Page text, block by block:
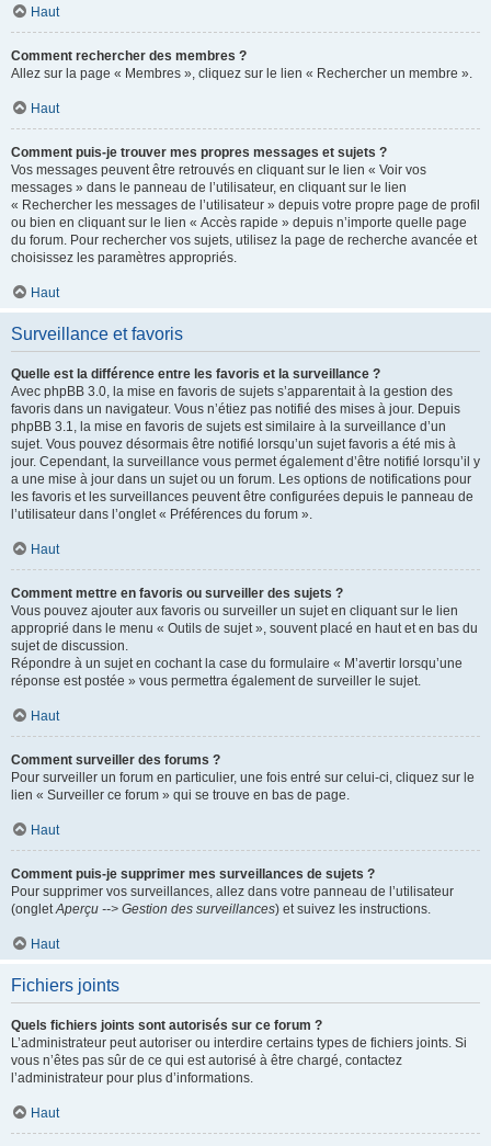
Haut
Comment rechercher des membres ?
Allez sur la page « Membres », cliquez sur le lien « Rechercher un membre ».
Haut
Comment puis-je trouver mes propres messages et sujets ?
Vos messages peuvent être retrouvés en cliquant sur le lien « Voir vos
messages » dans le panneau de l’utilisateur, en cliquant sur le lien
« Rechercher les messages de l’utilisateur » depuis votre propre page de profil
ou bien en cliquant sur le lien « Accès rapide » depuis n’importe quelle page
du forum. Pour rechercher vos sujets, utilisez la page de recherche avancée et
choisissez les paramètres appropriés.
Haut
Surveillance et favoris
Quelle est la différence entre les favoris et la surveillance ?
Avec phpBB 3.0, la mise en favoris de sujets s’apparentait à la gestion des
favoris dans un navigateur. Vous n’étiez pas notifié des mises à jour. Depuis
phpBB 3.1, la mise en favoris de sujets est similaire à la surveillance d’un
sujet. Vous pouvez désormais être notifié lorsqu’un sujet favoris a été mis à
jour. Cependant, la surveillance vous permet également d’être notifié lorsqu’il y
a une mise à jour dans un sujet ou un forum. Les options de notifications pour
les favoris et les surveillances peuvent être configurées depuis le panneau de
l’utilisateur dans l’onglet « Préférences du forum ».
Haut
Comment mettre en favoris ou surveiller des sujets ?
Vous pouvez ajouter aux favoris ou surveiller un sujet en cliquant sur le lien
approprié dans le menu « Outils de sujet », souvent placé en haut et en bas du
sujet de discussion.
Répondre à un sujet en cochant la case du formulaire « M’avertir lorsqu’une
réponse est postée » vous permettra également de surveiller le sujet.
Haut
Comment surveiller des forums ?
Pour surveiller un forum en particulier, une fois entré sur celui-ci, cliquez sur le
lien « Surveiller ce forum » qui se trouve en bas de page.
Haut
Comment puis-je supprimer mes surveillances de sujets ?
Pour supprimer vos surveillances, allez dans votre panneau de l’utilisateur
(ongletAperçu --> Gestion des surveillances) et suivez les instructions.
Haut
Fichiers joints
Quels fichiers joints sont autorisés sur ce forum ?
L’administrateur peut autoriser ou interdire certains types de fichiers joints. Si
vous n’êtes pas sûr de ce qui est autorisé à être chargé, contactez
l’administrateur pour plus d’informations.
Haut